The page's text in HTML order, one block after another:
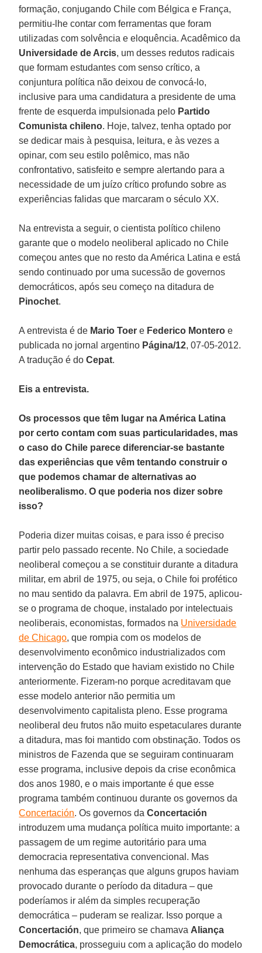
formação, conjugando Chile com Bélgica e França,
permitiu-lhe contar com ferramentas que foram
utilizadas com solvência e eloquência. Acadêmico da
Universidade de Arcis, um desses redutos radicais
que formam estudantes com senso crítico, a
conjuntura política não deixou de convocá-lo,
inclusive para uma candidatura a presidente de uma
frente de esquerda impulsionada pelo Partido
Comunista chileno. Hoje, talvez, tenha optado por
se dedicar mais à pesquisa, leitura, e às vezes a
opinar, com seu estilo polêmico, mas não
confrontativo, satisfeito e sempre alertando para a
necessidade de um juízo crítico profundo sobre as
experiências falidas que marcaram o século XX.
Na entrevista a seguir, o cientista político chileno
garante que o modelo neoliberal aplicado no Chile
começou antes que no resto da América Latina e está
sendo continuado por uma sucessão de governos
democráticos, após seu começo na ditadura de
Pinochet.
A entrevista é de Mario Toer e Federico Montero e
publicada no jornal argentino Página/12, 07-05-2012.
A tradução é doCepat.
Eis a entrevista.
Os processos que têm lugar na América Latina
por certo contam com suas particularidades, mas
o caso do Chile parece diferenciar-se bastante
das experiências que vêm tentando construir o
que podemos chamar de alternativas ao
neoliberalismo. O que poderia nos dizer sobre
isso?
Poderia dizer muitas coisas, e para isso é preciso
partir pelo passado recente. No Chile, a sociedade
neoliberal começou a se constituir durante a ditadura
militar, em abril de 1975, ou seja, o Chile foi profético
no mau sentido da palavra. Em abril de 1975, aplicou-
se o programa de choque, instalado por intelectuais
neoliberais, economistas, formados na Universidade
de Chicago, que rompia com os modelos de
desenvolvimento econômico industrializados com
intervenção do Estado que haviam existido no Chile
anteriormente. Fizeram-no porque acreditavam que
esse modelo anterior não permitia um
desenvolvimento capitalista pleno. Esse programa
neoliberal deu frutos não muito espetaculares durante
a ditadura, mas foi mantido com obstinação. Todos os
ministros de Fazenda que se seguiram continuaram
esse programa, inclusive depois da crise econômica
dos anos 1980, e o mais importante é que esse
programa também continuou durante os governos da
Concertación. Os governos daConcertación
introduzem uma mudança política muito importante: a
passagem de um regime autoritário para uma
democracia representativa convencional. Mas
nenhuma das esperanças que alguns grupos haviam
provocado durante o período da ditadura – que
poderíamos ir além da simples recuperação
democrática – puderam se realizar. Isso porque a
Concertación, que primeiro se chamava Aliança
Democrática, prosseguiu com a aplicação do modelo